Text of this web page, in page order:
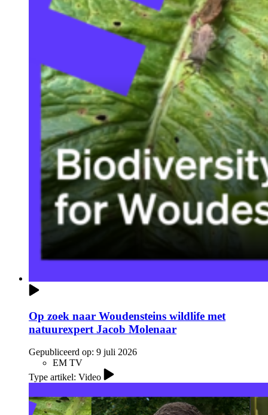
Op zoek naar Woudensteins wildlife met
natuurexpert Jacob Molenaar
Gepubliceerd op: 9 juli 2026
EM TV
Type artikel: Video